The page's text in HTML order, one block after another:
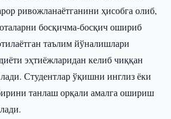
ривожланаётганини ҳисобга олиб,
босқичма-босқич ошириб
таълим йўналишлари
эҳтиёжларидан келиб чиққан
Студентлар ўқишни инглиз ёки
танлаш орқали амалга ошириш